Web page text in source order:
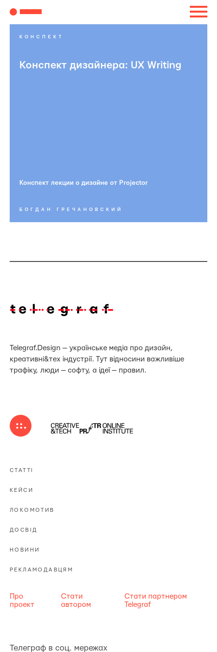
КОНСПЕКТ
Конспект дизайнера: UX Writing
Конспект лекции о дизайне от Projector
БОГДАН ГРЕЧАНОВСКИЙ
Telegraf.Design — українське медіа про дизайн,
креативні&тех індустрії. Тут відносини важливіше
трафіку, люди — софту, а ідеї — правил.
СТАТТІ
КЕЙСИ
ЛОКОМОТИВ
ДОСВІД
НОВИНИ
РЕКЛАМОДАВЦЯМ
Про
проект
Стати
автором
Стати партнером
Telegraf
Телеграф в соц. мережах